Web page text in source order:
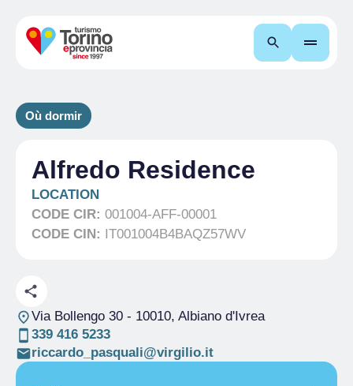
Recherche
Où dormir
Alfredo Residence
LOCATION
CODE CIR: 001004-AFF-00001
CODE CIN: IT001004B4BAQZ57WV
Via Bollengo 30- 10010, Albiano d'Ivrea
339 416 5233
riccardo_pasquali@virgilio.it